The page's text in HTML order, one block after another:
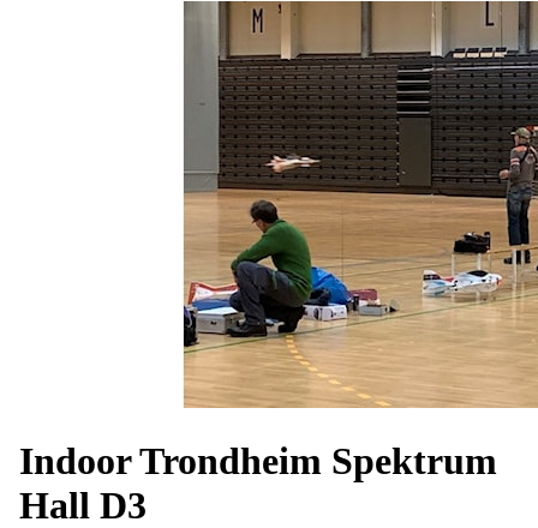
Indoor Trondheim Spektrum
Hall D3